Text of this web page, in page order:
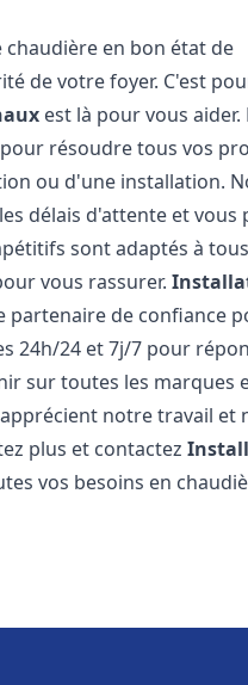
chaudière en bon état de
de votre foyer. C'est
est là pour vous aider.
résoudre tous vos
ou d'une installation.
délais d'attente et vous
sont adaptés à
vous rassurer.
partenaire de confiance
24h/24 et 7j/7 pour
sur toutes les marques
apprécient notre travail et
plus et contactez
vos besoins en